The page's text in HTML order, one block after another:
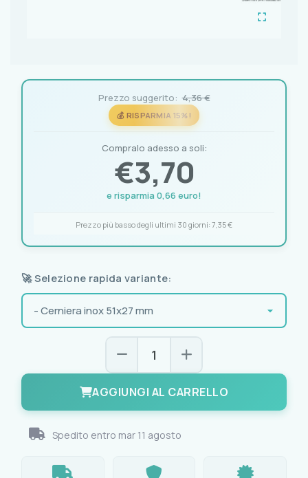
Prezzo suggerito: 4,36 €
💰 RISPARMIA 15%!
Compralo adesso a soli:
€3,70
e risparmia 0,66 euro!
Prezzo più basso degli ultimi 30 giorni: 7,35 €
🚀 Selezione rapida variante:
AGGIUNGI AL CARRELLO
Spedito entro mar 11 agosto